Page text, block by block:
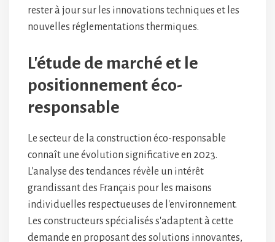
rester à jour sur les innovations techniques et les
nouvelles réglementations thermiques.
L'étude de marché et le
positionnement éco-
responsable
Le secteur de la construction éco-responsable
connaît une évolution significative en 2023.
L'analyse des tendances révèle un intérêt
grandissant des Français pour les maisons
individuelles respectueuses de l'environnement.
Les constructeurs spécialisés s'adaptent à cette
demande en proposant des solutions innovantes,